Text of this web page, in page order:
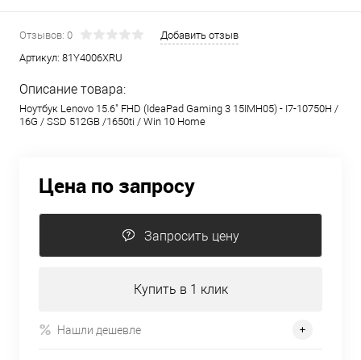
Отзывов: 0
Добавить отзыв
Артикул: 81Y4006XRU
Описание товара:
Ноутбук Lenovo 15.6" FHD (IdeaPad Gaming 3 15IMH05) - I7-10750H /
16G / SSD 512GB /1650ti / Win 10 Home
Цена по запросу
Запросить цену
Купить в 1 клик
Нашли дешевле